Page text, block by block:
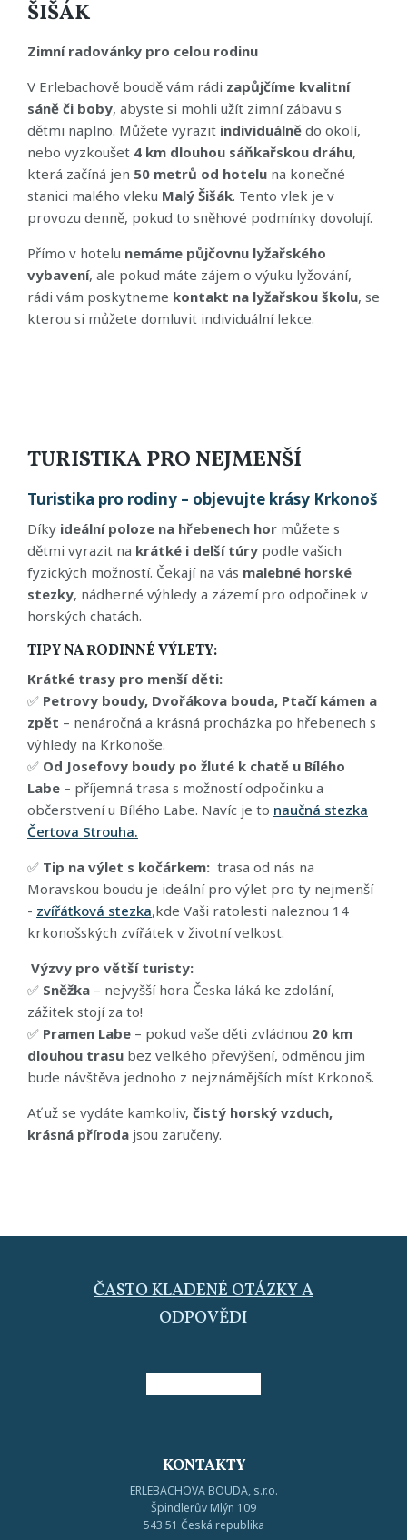
ŠIŠÁK
Zimní radovánky pro celou rodinu
V Erlebachově boudě vám rádi zapůjčíme kvalitní
sáně či boby, abyste si mohli užít zimní zábavu s
dětmi naplno. Můžete vyrazit individuálně do okolí,
nebo vyzkoušet 4 km dlouhou sáňkařskou dráhu,
která začíná jen 50 metrů od hotelu na konečné
stanici malého vleku Malý Šišák. Tento vlek je v
provozu denně, pokud to sněhové podmínky dovolují.
Přímo v hotelu nemáme půjčovnu lyžařského
vybavení, ale pokud máte zájem o výuku lyžování,
rádi vám poskytneme kontakt na lyžařskou školu, se
kterou si můžete domluvit individuální lekce.
TURISTIKA PRO NEJMENŠÍ
Turistika pro rodiny – objevujte krásy Krkonoš
Díky ideální poloze na hřebenech hor můžete s
dětmi vyrazit na krátké i delší túry podle vašich
fyzických možností. Čekají na vás malebné horské
stezky, nádherné výhledy a zázemí pro odpočinek v
horských chatách.
TIPY NA RODINNÉ VÝLETY:
Krátké trasy pro menší děti:
✅ Petrovy boudy, Dvořákova bouda, Ptačí kámen a
zpět – nenáročná a krásná procházka po hřebenech s
výhledy na Krkonoše.
✅ Od Josefovy boudy po žluté k chatě u Bílého
Labe – příjemná trasa s možností odpočinku a
občerstvení u Bílého Labe. Navíc je to naučná stezka
Čertova Strouha.
✅ Tip na výlet s kočárkem: trasa od nás na
Moravskou boudu je ideální pro výlet pro ty nejmenší
- zvířátková stezka,kde Vaši ratolesti naleznou 14
krkonošských zvířátek v životní velkost.
Výzvy pro větší turisty:
✅ Sněžka – nejvyšší hora Česka láká ke zdolání,
zážitek stojí za to!
✅ Pramen Labe – pokud vaše děti zvládnou 20 km
dlouhou trasu bez velkého převýšení, odměnou jim
bude návštěva jednoho z nejznámějších míst Krkonoš.
Ať už se vydáte kamkoliv, čistý horský vzduch,
krásná příroda jsou zaručeny.
ČASTO KLADENÉ OTÁZKY A
ODPOVĚDI
KONTAKTY
ERLEBACHOVA BOUDA, s.r.o.
Špindlerův Mlýn 109
543 51 Česká republika